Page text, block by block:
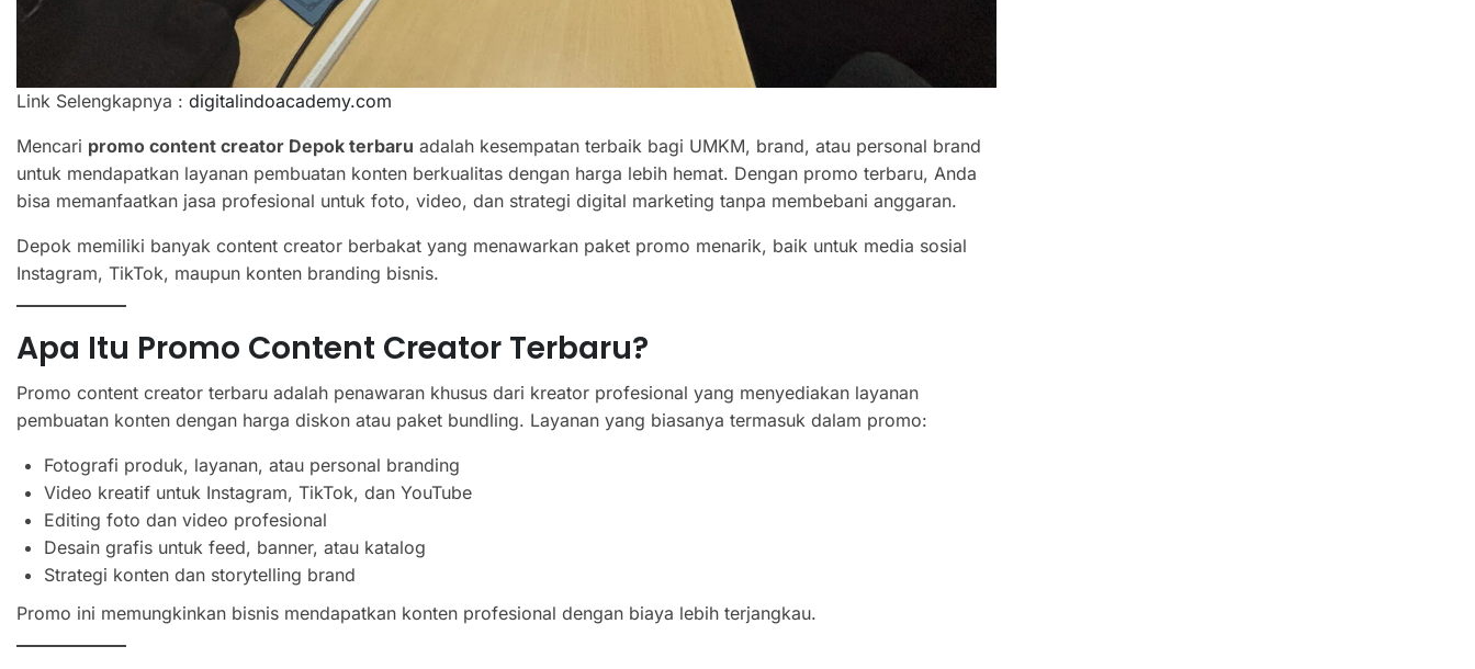
Link Selengkapnya : digitalindoacademy.com
Mencari promo content creator Depok terbaru adalah kesempatan terbaik bagi UMKM, brand, atau personal brand
untuk mendapatkan layanan pembuatan konten berkualitas dengan harga lebih hemat. Dengan promo terbaru, Anda
bisa memanfaatkan jasa profesional untuk foto, video, dan strategi digital marketing tanpa membebani anggaran.
Depok memiliki banyak content creator berbakat yang menawarkan paket promo menarik, baik untuk media sosial
Instagram, TikTok, maupun konten branding bisnis.
Apa Itu Promo Content Creator Terbaru?
Promo content creator terbaru adalah penawaran khusus dari kreator profesional yang menyediakan layanan
pembuatan konten dengan harga diskon atau paket bundling. Layanan yang biasanya termasuk dalam promo:
Fotografi produk, layanan, atau personal branding
Video kreatif untuk Instagram, TikTok, dan YouTube
Editing foto dan video profesional
Desain grafis untuk feed, banner, atau katalog
Strategi konten dan storytelling brand
Promo ini memungkinkan bisnis mendapatkan konten profesional dengan biaya lebih terjangkau.